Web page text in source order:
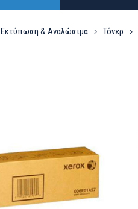
Εκτύπωση & Αναλώσιμα Τόνερ